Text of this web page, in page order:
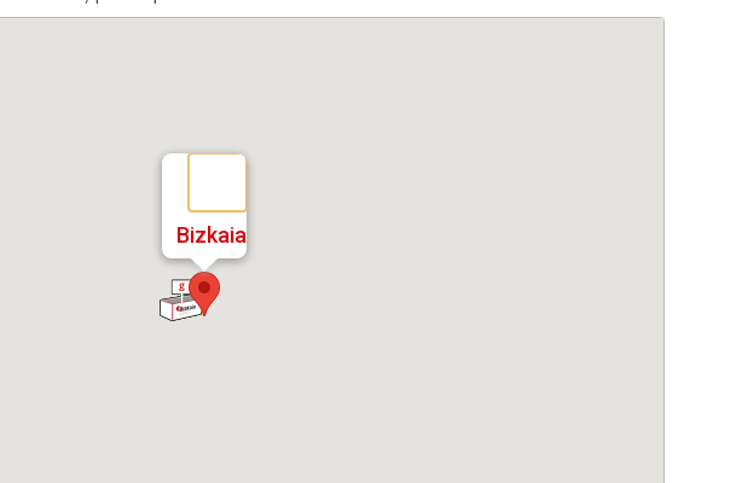
Bizkaia